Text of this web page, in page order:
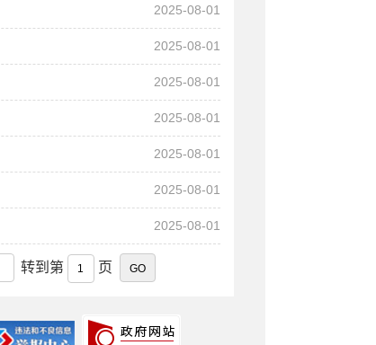
2025-08-01
2025-08-01
2025-08-01
2025-08-01
2025-08-01
2025-08-01
2025-08-01
转到第 页